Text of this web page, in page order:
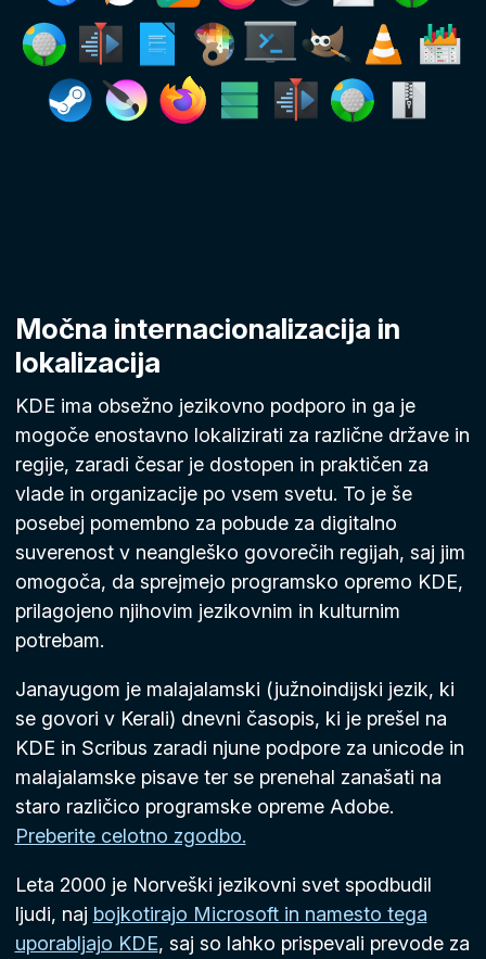
Močna internacionalizacija in
lokalizacija
KDE ima obsežno jezikovno podporo in ga je
mogoče enostavno lokalizirati za različne države in
regije, zaradi česar je dostopen in praktičen za
vlade in organizacije po vsem svetu. To je še
posebej pomembno za pobude za digitalno
suverenost v neangleško govorečih regijah, saj jim
omogoča, da sprejmejo programsko opremo KDE,
prilagojeno njihovim jezikovnim in kulturnim
potrebam.
Janayugom je malajalamski (južnoindijski jezik, ki
se govori v Kerali) dnevni časopis, ki je prešel na
KDE in Scribus zaradi njune podpore za unicode in
malajalamske pisave ter se prenehal zanašati na
staro različico programske opreme Adobe.
Preberite celotno zgodbo.
Leta 2000 je Norveški jezikovni svet spodbudil
ljudi, naj bojkotirajo Microsoft in namesto tega
uporabljajo KDE, saj so lahko prispevali prevode za